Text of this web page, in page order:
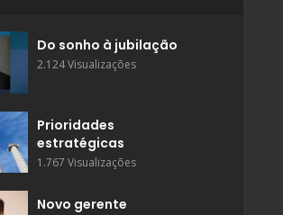
Do sonho à jubilação
2.124 Visualizações
Prioridades
estratégicas
1.767 Visualizações
Novo gerente